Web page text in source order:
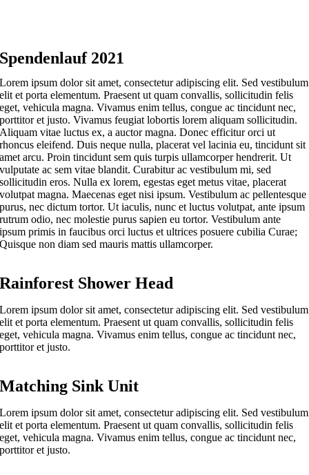
Spendenlauf 2021
Lorem ipsum dolor sit amet, consectetur adipiscing elit. Sed vestibulum
elit et porta elementum. Praesent ut quam convallis, sollicitudin felis
eget, vehicula magna. Vivamus enim tellus, congue ac tincidunt nec,
porttitor et justo. Vivamus feugiat lobortis lorem aliquam sollicitudin.
Aliquam vitae luctus ex, a auctor magna. Donec efficitur orci ut
rhoncus eleifend. Duis neque nulla, placerat vel lacinia eu, tincidunt sit
amet arcu. Proin tincidunt sem quis turpis ullamcorper hendrerit. Ut
vulputate ac sem vitae blandit. Curabitur ac vestibulum mi, sed
sollicitudin eros. Nulla ex lorem, egestas eget metus vitae, placerat
volutpat magna. Maecenas eget nisi ipsum. Vestibulum ac pellentesque
purus, nec dictum tortor. Ut iaculis, nunc et luctus volutpat, ante ipsum
rutrum odio, nec molestie purus sapien eu tortor. Vestibulum ante
ipsum primis in faucibus orci luctus et ultrices posuere cubilia Curae;
Quisque non diam sed mauris mattis ullamcorper.
Rainforest Shower Head
Lorem ipsum dolor sit amet, consectetur adipiscing elit. Sed vestibulum
elit et porta elementum. Praesent ut quam convallis, sollicitudin felis
eget, vehicula magna. Vivamus enim tellus, congue ac tincidunt nec,
porttitor et justo.
Matching Sink Unit
Lorem ipsum dolor sit amet, consectetur adipiscing elit. Sed vestibulum
elit et porta elementum. Praesent ut quam convallis, sollicitudin felis
eget, vehicula magna. Vivamus enim tellus, congue ac tincidunt nec,
porttitor et justo.